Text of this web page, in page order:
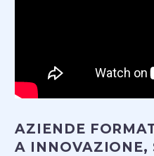
AZIENDE
A INNOVAZIONE,